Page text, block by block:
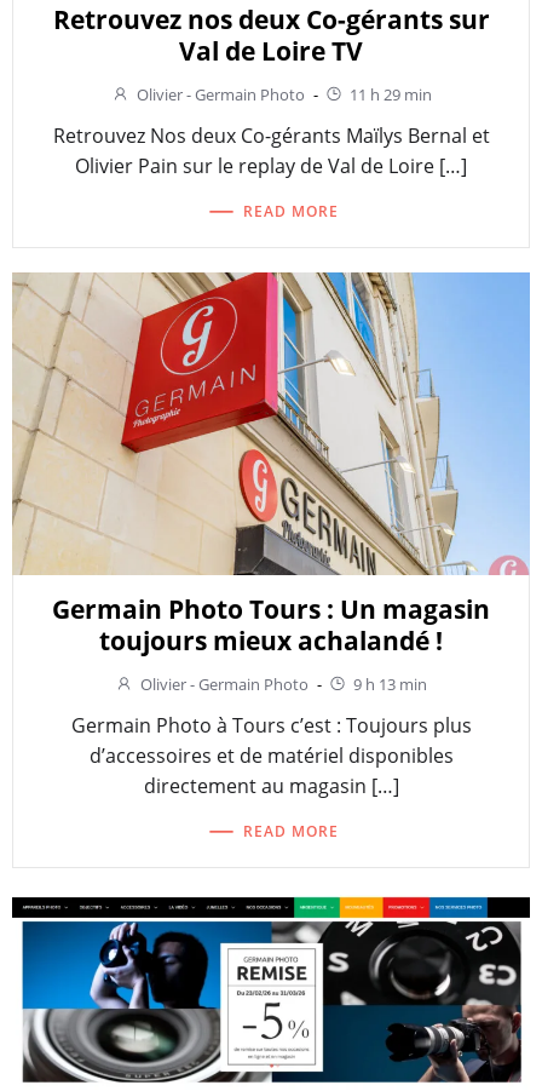
Retrouvez nos deux Co-gérants sur
Val de Loire TV
Olivier - Germain Photo - 11 h 29 min
Retrouvez Nos deux Co-gérants Maïlys Bernal et
Olivier Pain sur le replay de Val de Loire […]
READ MORE
Germain Photo Tours : Un magasin
toujours mieux achalandé !
Olivier - Germain Photo - 9 h 13 min
Germain Photo à Tours c’est : Toujours plus
d’accessoires et de matériel disponibles
directement au magasin […]
READ MORE